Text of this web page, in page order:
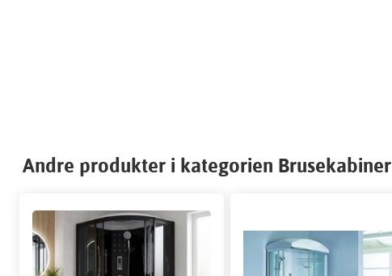
Andre produkter i kategorien Brusekabiner